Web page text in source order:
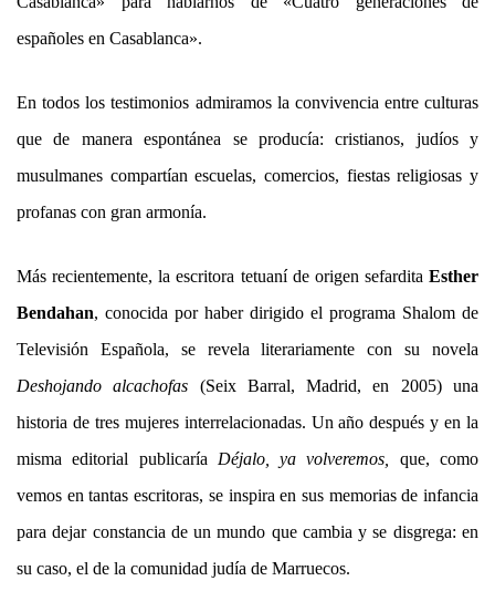
españoles en Casablanca».
En todos los testimonios admiramos la convivencia entre culturas
que de manera espontánea se producía: cristianos, judíos y
musulmanes compartían escuelas, comercios, fiestas religiosas y
profanas con gran armonía.
Más recientemente, la escritora tetuaní de origen sefardita Esther
Bendahan, conocida por haber dirigido el programa Shalom de
Televisión Española, se revela literariamente con su novela
Deshojando alcachofas (Seix Barral, Madrid, en 2005) una
historia de tres mujeres interrelacionadas. Un año después y en la
misma editorial publicaría Déjalo, ya volveremos, que, como
vemos en tantas escritoras, se inspira en sus memorias de infancia
para dejar constancia de un mundo que cambia y se disgrega: en
su caso, el de la comunidad judía de Marruecos.